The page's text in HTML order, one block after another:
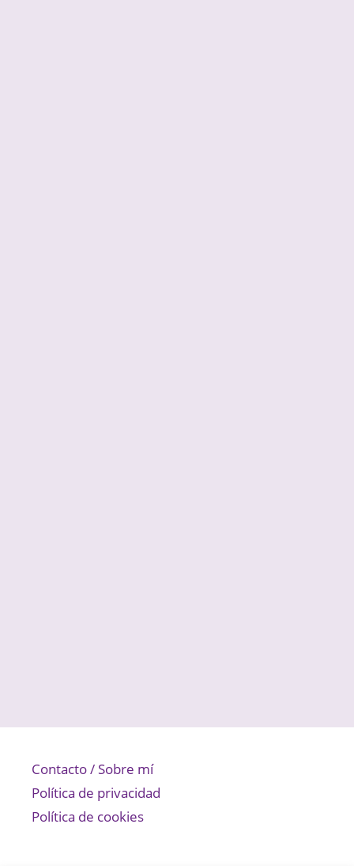
Contacto / Sobre mí
Política de privacidad
Política de cookies